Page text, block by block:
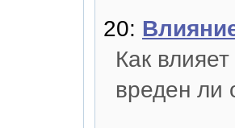
20:
Как
вреден ли